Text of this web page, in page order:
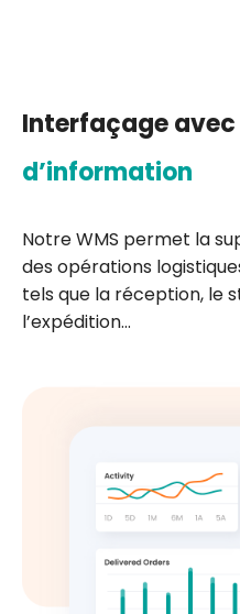
Interfaçage avec
d’information
Notre WMS permet la
des opérations
tels que la réception, le
l’expédition…